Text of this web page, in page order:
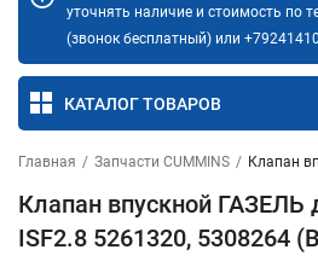
уточнять наличие и стоимость по
(звонок бесплатный) или
КАТАЛОГ ТОВАРОВ
Главная / Запчасти CUMMINS / Клапан
Клапан впускной ГАЗЕЛЬ
ISF2.8 5261320, 5308264